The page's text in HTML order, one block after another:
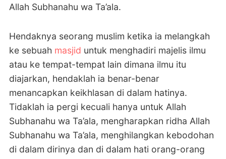
Allah Subhanahu wa Ta’ala.
Hendaknya seorang muslim ketika ia melangkah
ke sebuah masjid untuk menghadiri majelis ilmu
atau ke tempat-tempat lain dimana ilmu itu
diajarkan, hendaklah ia benar-benar
menancapkan keikhlasan di dalam hatinya.
Tidaklah ia pergi kecuali hanya untuk Allah
Subhanahu wa Ta’ala, mengharapkan ridha Allah
Subhanahu wa Ta’ala, menghilangkan kebodohan
di dalam dirinya dan di dalam hati orang-orang